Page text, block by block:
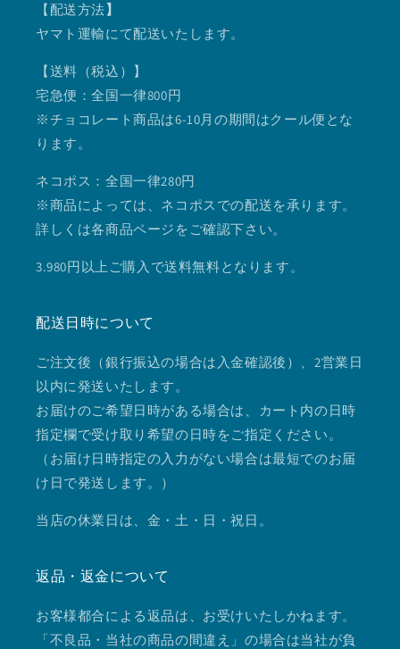
【配送方法】
ヤマト運輸にて配送いたします。
【送料（税込）】
宅急便：全国一律800円
※チョコレート商品は6-10月の期間はクール便とな
ります。
ネコポス：全国一律280円
※商品によっては、ネコポスでの配送を承ります。
詳しくは各商品ページをご確認下さい。
3.980円以上ご購入で送料無料となります。
配送日時について
ご注文後（銀行振込の場合は入金確認後）、2営業日
以内に発送いたします。
お届けのご希望日時がある場合は、カート内の日時
指定欄で受け取り希望の日時をご指定ください。
（お届け日時指定の入力がない場合は最短でのお届
け日で発送します。）
当店の休業日は、金・土・日・祝日。
返品・返金について
お客様都合による返品は、お受けいたしかねます。
「不良品・当社の商品の間違え」の場合は当社が負